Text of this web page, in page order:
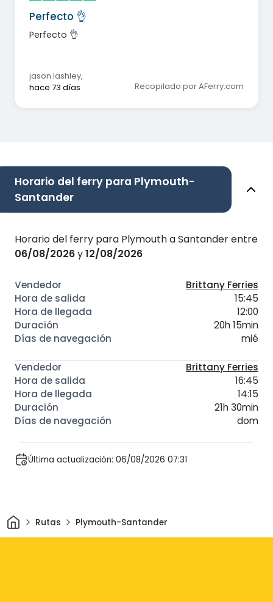
Perfecto 👌
Perfecto 👌
jason lashley,
hace 73 días
Recopilado por AFerry.com
Horario del ferry para Plymouth-
Santander
Horario del ferry para Plymouth a Santander entre
06/08/2026y12/08/2026
Brittany Ferries
15:45
12:00
20h 15min
mié
Brittany Ferries
16:45
14:15
21h 30min
dom
Última actualización: 06/08/2026 07:31
InicioRutas Plymouth-Santander